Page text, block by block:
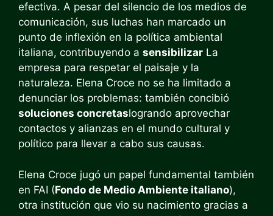
efectiva. A pesar del silencio de los medios de
comunicación, sus luchas han marcado un
punto de inflexión en la política ambiental
italiana, contribuyendo a sensibilizar La
empresa para respetar el paisaje y la
naturaleza. Elena Croce no se ha limitado a
denunciar los problemas: también concibió
soluciones concretaslogrando aprovechar
contactos y alianzas en el mundo cultural y
político para llevar a cabo sus causas.
Elena Croce jugó un papel fundamental también
en FAI (Fondo de Medio Ambiente italiano),
otra institución que vio su nacimiento gracias a